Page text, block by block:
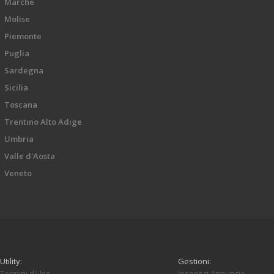
Molise
Piemonte
Puglia
Sardegna
Sicilia
Toscana
Trentino Alto Adige
Umbria
Valle d'Aosta
Veneto
Utility:
Gestioni: